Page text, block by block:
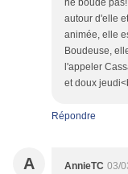
ne boude
autour d'elle
animée, elle
Boudeuse,
l'appeler
et doux
Répondre
A AnnieTC 03/